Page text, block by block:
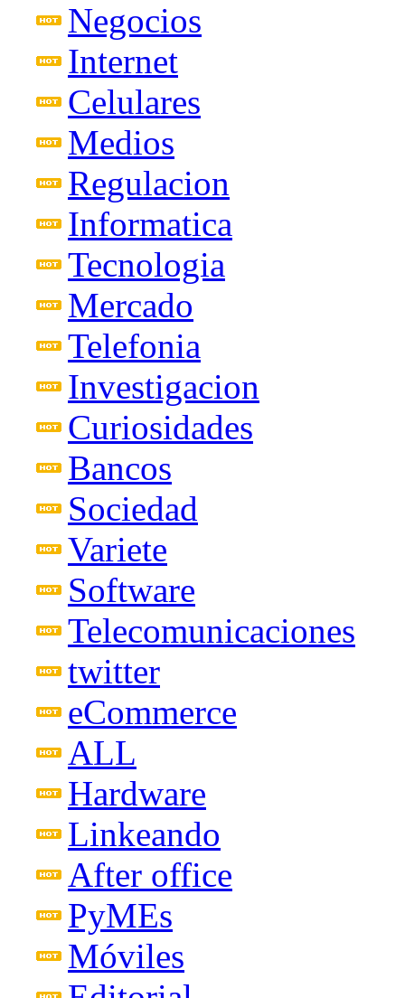
Negocios
Internet
Celulares
Medios
Regulacion
Informatica
Tecnologia
Mercado
Telefonia
Investigacion
Curiosidades
Bancos
Sociedad
Variete
Software
Telecomunicaciones
twitter
eCommerce
ALL
Hardware
Linkeando
After office
PyMEs
Móviles